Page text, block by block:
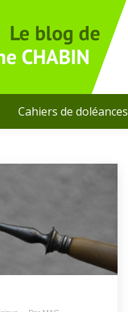
Cahiers de doléances